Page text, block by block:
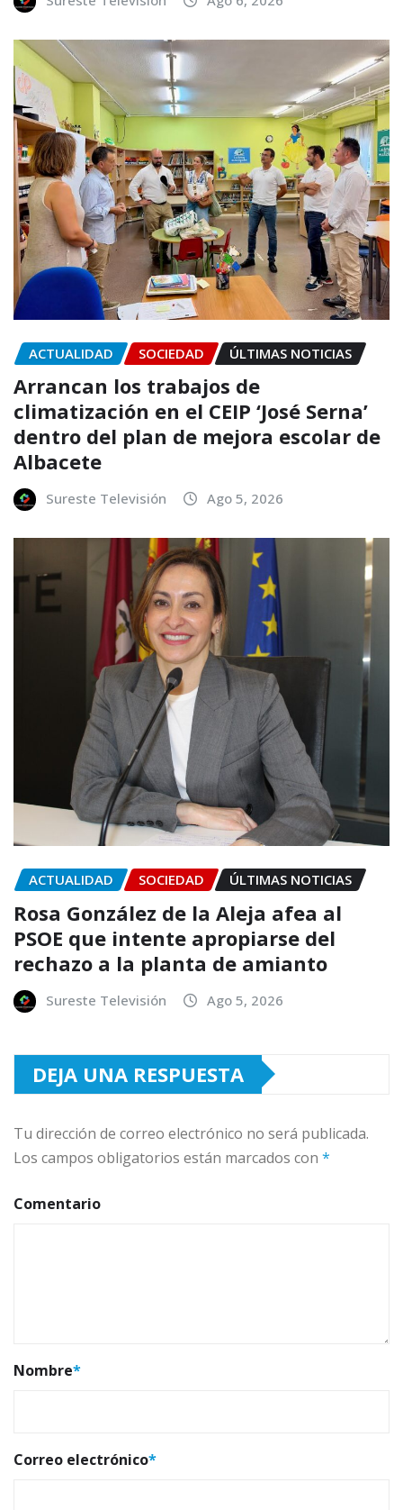
ACTUALIDAD SOCIEDAD ÚLTIMAS NOTICIAS
Arrancan los trabajos de
climatización en el CEIP ‘José Serna’
dentro del plan de mejora escolar de
Albacete
Sureste Televisión Ago 5, 2026
ACTUALIDAD SOCIEDAD ÚLTIMAS NOTICIAS
Rosa González de la Aleja afea al
PSOE que intente apropiarse del
rechazo a la planta de amianto
Sureste Televisión Ago 5, 2026
DEJA UNA RESPUESTA
Tu dirección de correo electrónico no será publicada.
Los campos obligatorios están marcados con *
Comentario
Nombre*
Correo electrónico*